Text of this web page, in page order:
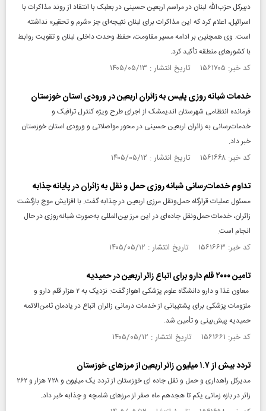
دبیرکل حزب‌الله لبنان در مراسم اربعین حسینی در بعلبک با انتقاد از روند مذاکرات با
اسرائیل، اعلام کرد که این مذاکرات برای لبنان نتیجه‌ای جز «شرم و تحقیر» نداشته
است. وی همچنین بر ادامه مسیر مقاومت، حفظ وحدت داخلی لبنان و تقویت روابط
با کشورهای منطقه تأکید کرد.
کد خبر: ۱۵۶۱۷۰۵ تاریخ انتشار : ۱۴۰۵/۰۵/۱۳
خدمات شبانه روزی پلیس به زائران اربعین در ورودی استان خوزستان
فرمانده انتظامی شهرستان اندیمشک از اجرای طرح ویژه کنترل ترافیک و
خدمات‌رسانی به زائران اربعین حسینی در محور مواصلاتی و ورودی استان خوزستان
خبر داد.
کد خبر: ۱۵۶۱۶۶۸ تاریخ انتشار : ۱۴۰۵/۰۵/۱۲
تداوم خدمات‌رسانی شبانه روزی حمل و نقل به زائران در پایانه چذابه
مسئول عملیات قرارگاه حمل‌ونقل مرزی اربعین در چذابه گفت: با افزایش موج بازگشت
زائران، خدمات حمل‌ونقل جاده‌ای در این مرز بین‌المللی به‌صورت شبانه‌روزی در حال
انجام است.
کد خبر: ۱۵۶۱۶۶۳ تاریخ انتشار : ۱۴۰۵/۰۵/۱۲
تامین ۲۰۰۰ قلم دارو برای اتباع زائر اربعین در حمیدیه
معاون غذا و دارو دانشگاه علوم پزشکی اهواز گفت: نزدیک به ۲ هزار قلم دارو و
ملزومات پزشکی برای پشتیبانی از خدمات درمانی زائران اتباع در یادمان ثامن‌الائمه
حمیدیه پیش‌بینی و تأمین شد.
کد خبر: ۱۵۶۱۶۶۱ تاریخ انتشار : ۱۴۰۵/۰۵/۱۲
تردد بیش از ۱.۷ میلیون زائر اربعین از مرزهای خوزستان
مدیرکل راهداری و حمل و نقل جاده ای خوزستان از تردد یک میلیون و ۷۲۸ هزار و ۲۶۲
زائر در بازه زمانی یکم تا هجدهم ماه صفر از مرزهای شلمچه و چذابه خبر داد.